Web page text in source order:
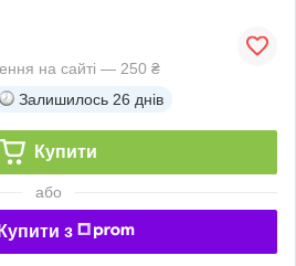
на сайті — 250 ₴
Залишилось 26 днів
Купити
або
Купити з